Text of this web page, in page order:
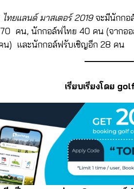
ไทยแลนด์ มาสเตอร์ 2019 จะมีนักกอ
70 คน, นักกอล์ฟไทย 40 คน (จาก
คน) และนักกอล์ฟรับเชิญอีก 28
เรียบเรียงโดย